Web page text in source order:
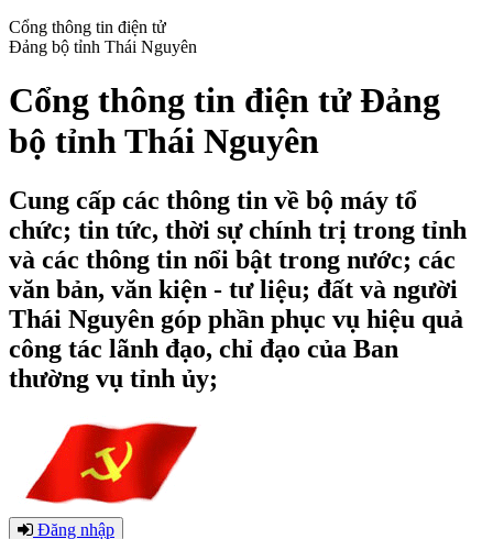
Cổng thông tin điện tử
Đảng bộ tỉnh Thái Nguyên
Cổng thông tin điện tử Đảng
bộ tỉnh Thái Nguyên
Cung cấp các thông tin về bộ máy tổ
chức; tin tức, thời sự chính trị trong tỉnh
và các thông tin nổi bật trong nước; các
văn bản, văn kiện - tư liệu; đất và người
Thái Nguyên góp phần phục vụ hiệu quả
công tác lãnh đạo, chỉ đạo của Ban
thường vụ tỉnh ủy;
Đăng nhập